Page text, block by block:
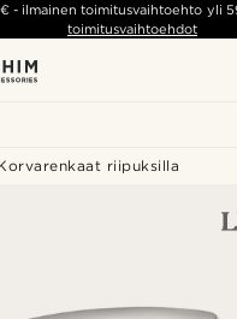
- ilmainen toimitusvaihtoehto yli
toimitusvaihtoehdot
riipuksilla